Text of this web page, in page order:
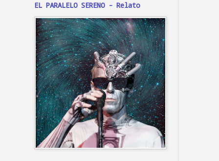
EL PARALELO SERENO - Relato